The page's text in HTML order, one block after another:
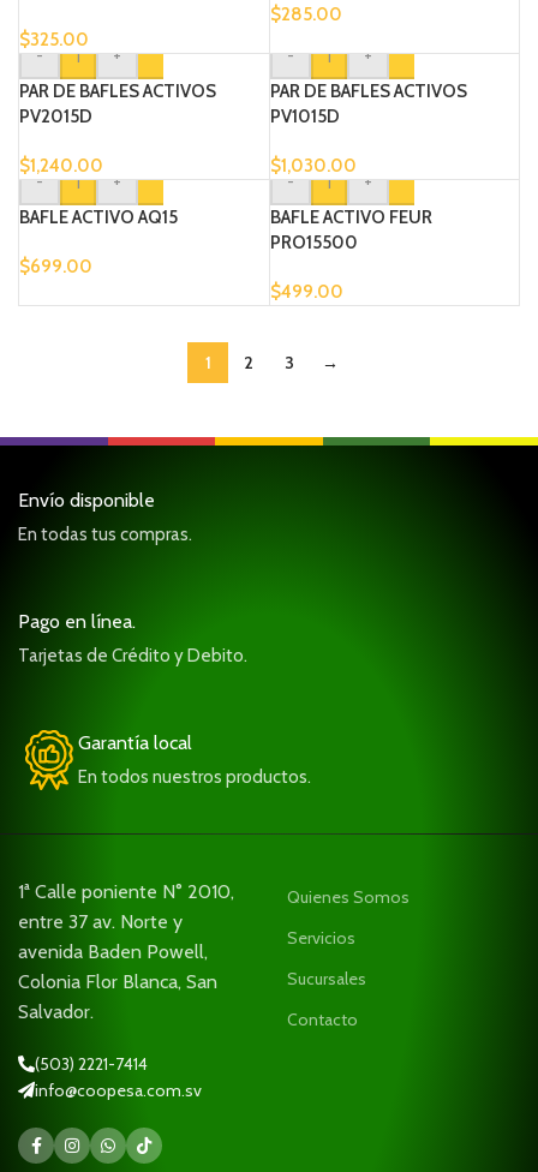
$325.00
$285.00
-
+
PAR DE BAFLES ACTIVOS
PV2015D
$1,240.00
-
+
PAR DE BAFLES ACTIVOS
PV1015D
$1,030.00
-
+
BAFLE ACTIVO AQ15
$699.00
-
+
BAFLE ACTIVO FEUR
PRO15500
$499.00
1 2 3 →
Envío disponible
En todas tus compras.
Pago en línea.
Tarjetas de Crédito y Debito.
Garantía local
En todos nuestros productos.
1ª Calle poniente N° 2010,
entre 37 av. Norte y
avenida Baden Powell,
Colonia Flor Blanca, San
Salvador.
(503) 2221-7414
info@coopesa.com.sv
Quienes Somos
Servicios
Sucursales
Contacto